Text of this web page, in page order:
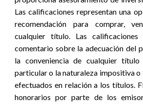
Las calificaciones representan una
recomendación para comprar,
cualquier título. Las calificaciones
comentario sobre la adecuación del
la conveniencia de cualquier
particular o la naturaleza impositiva o
efectuados en relación a los títulos.
honorarios por parte de los